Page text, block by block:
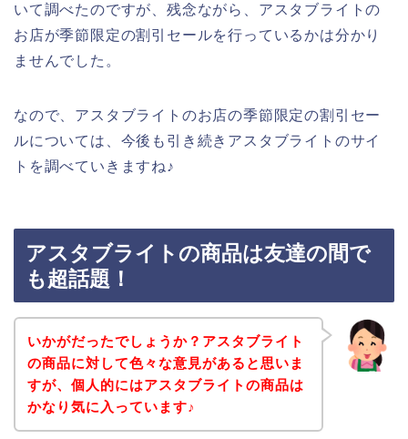
いて調べたのですが、残念ながら、アスタブライトの
お店が季節限定の割引セールを行っているかは分かり
ませんでした。
なので、アスタブライトのお店の季節限定の割引セー
ルについては、今後も引き続きアスタブライトのサイ
トを調べていきますね♪
アスタブライトの商品は友達の間で
も超話題！
いかがだったでしょうか？アスタブライト
の商品に対して色々な意見があると思いま
すが、個人的にはアスタブライトの商品は
かなり気に入っています♪